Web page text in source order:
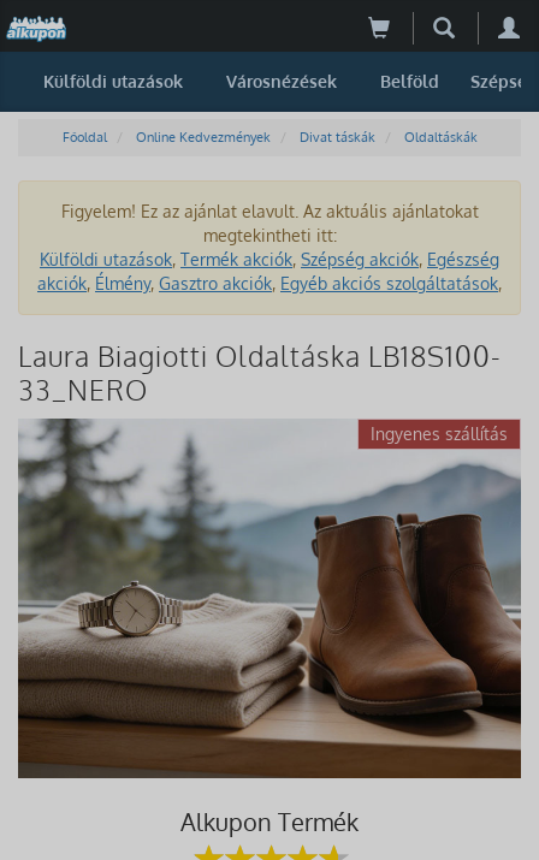
Külföldi utazások Városnézések Belföld Szépség
Főoldal Online Kedvezmények Divat táskák Oldaltáskák
Figyelem! Ez az ajánlat elavult. Az aktuális ajánlatokat
megtekintheti itt:
Külföldi utazások, Termék akciók, Szépség akciók, Egészség
akciók, Élmény, Gasztro akciók, Egyéb akciós szolgáltatások,
Laura Biagiotti Oldaltáska LB18S100-
33_NERO
Ingyenes szállítás
Alkupon Termék